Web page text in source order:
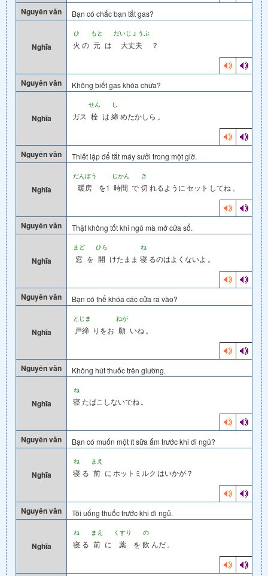
Nguyên văn Bạn có chắc bạn tắt gas?
Nghĩa
ひ
火 の
もと
元 は
だいじょうぶ
大丈夫 ？
Nguyên văn Không biết gas khóa chưa?
Nghĩa ガス
せん
栓 は
し
締めたかしら 。
Nguyên văn Thiết lập để tắt máy sưởi trong một giờ.
Nghĩa
だんぼう
暖房 を1
じかん
時間 で
き
切 れるようにセット してね 。
Nguyên văn Thật không tốt khi ngủ mà mở cửa sổ.
Nghĩa
まど
窓 を
ひら
開 けたまま
ね
寝 るのはよくないよ 。
Nguyên văn Bạn có thể khóa các cửa ra vào?
Nghĩa
とじま
戸締 りをお
ねが
願 いね 。
Nguyên văn Không hút thuốc trên giường.
Nghĩa
ね
寝たばこしないでね 。
Nguyên văn Bạn có muốn một ít sữa ấm trước khi đi ngủ?
Nghĩa
ね
寝 る
まえ
前 に ホットミルク はいかが？
Nguyên văn Tôi uống thuốc trước khi đi ngủ.
Nghĩa
ね
寝 る
まえ
前 に
くすり
薬 を
の
飲 んだ 。